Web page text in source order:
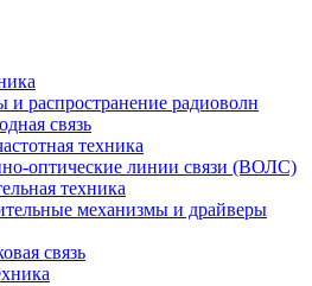
и распространение радиоволн
связь
техника
оптические линии связи (ВОЛС)
техника
механизмы и драйверы
связь